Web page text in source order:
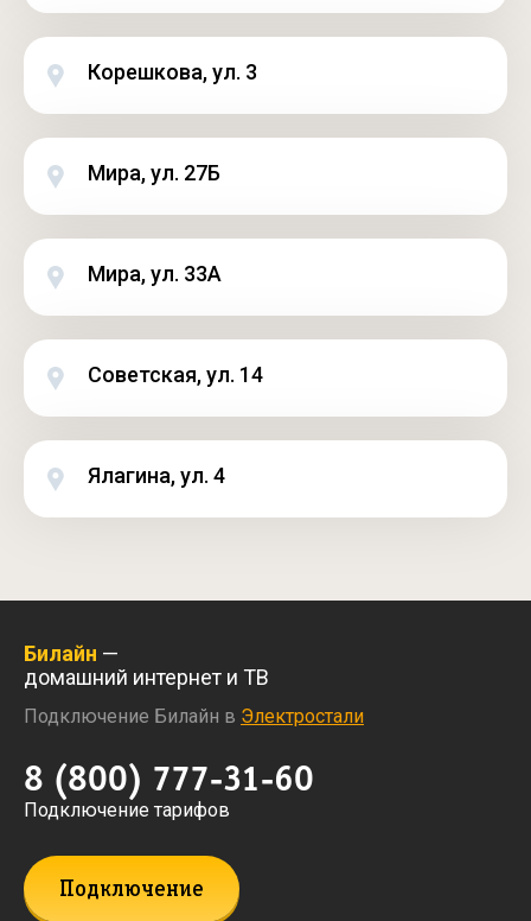
Корешкова, ул. 3
Мира, ул. 27Б
Мира, ул. 33А
Советская, ул. 14
Ялагина, ул. 4
Билайн —
домашний интернет и ТВ
Подключение Билайн в Электростали
8 (800) 777-31-60
Подключение тарифов
Подключение